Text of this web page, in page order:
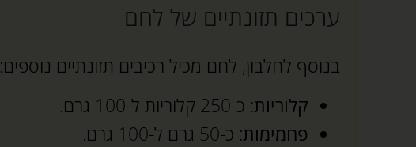
ערכים תזונתיים של לחם
בנוסף לחלבון, לחם מכיל רכיבים תזונתיים נוספים:
קלוריות: כ-250 קלוריות ל-100 גרם.
פחמימות: כ-50 גרם ל-100 גרם.